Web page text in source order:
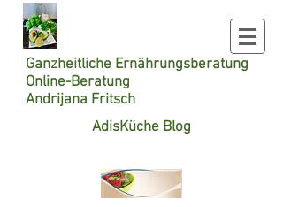
Ganzheitliche Ernährungsberatung
Online-Beratung
Andrijana Fritsch
AdisKüche Blog